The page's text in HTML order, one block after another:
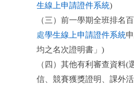
生線上申請證件系統)
（三）前一學期全班排名
處學生線上申請證件系統
均之名次證明書」)
（四）其他有利審查資料(
信、競賽獲獎證明、課外